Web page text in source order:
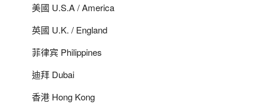
美國 U.S.A / America
英國 U.K. / England
菲律宾 Philippines
迪拜 Dubai
香港 Hong Kong